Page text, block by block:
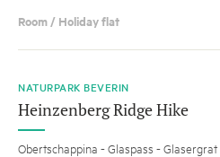
Room / Holiday flat
NATURPARK BEVERIN
Heinzenberg Ridge Hike
Obertschappina - Glaspass -